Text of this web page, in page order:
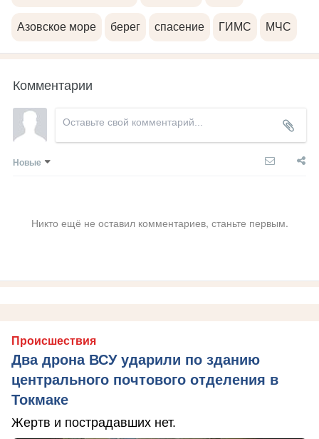
Азовское море берег спасение ГИМС МЧС
Комментарии
Новые
Никто ещё не оставил комментариев, станьте первым.
Происшествия
Два дрона ВСУ ударили по зданию
центрального почтового отделения в
Токмаке
Жертв и пострадавших нет.